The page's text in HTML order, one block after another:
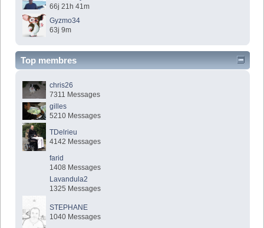
66j 21h 41m
Gyzmo34
63j 9m
Top membres
chris26
7311 Messages
gilles
5210 Messages
TDelrieu
4142 Messages
farid
1408 Messages
Lavandula2
1325 Messages
STEPHANE
1040 Messages